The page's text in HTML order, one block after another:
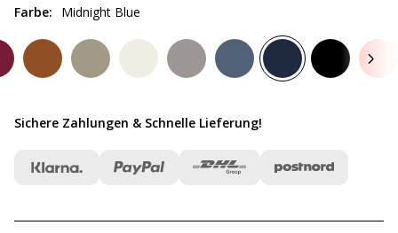
Farbe: Midnight Blue
Sichere Zahlungen & Schnelle Lieferung!